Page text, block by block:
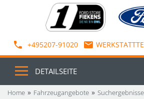
+495207-91020
DETAILSEITE
Home Fahrzeugangebote Suchergebnisse